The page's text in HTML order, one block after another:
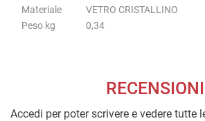
Materiale
VETRO CRISTALLINO
Peso kg
0,34
RECENSIONI
Accedi per poter scrivere e vedere tutte